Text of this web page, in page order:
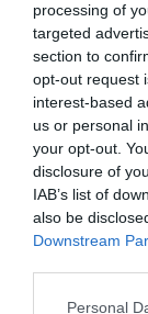
processing of
targeted
section to
opt-out request
interest-based
us or personal
your opt-out.
disclosure of
IAB’s list of
also be
Downstream
Please note
Personal
Olvasd el
Ebben a
ingyenes
Villanyautót
Forradalmi
töltését